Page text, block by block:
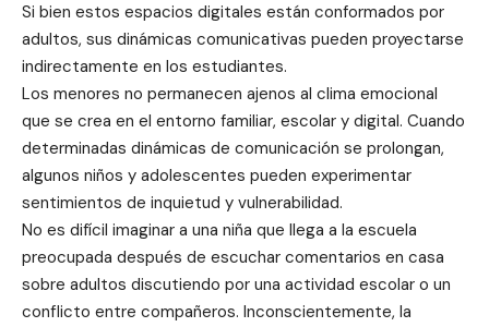
Si bien estos espacios digitales están conformados por
adultos, sus dinámicas comunicativas pueden proyectarse
indirectamente en los estudiantes.
Los menores no permanecen ajenos al clima emocional
que se crea en el entorno familiar, escolar y digital. Cuando
determinadas dinámicas de comunicación se prolongan,
algunos niños y adolescentes pueden experimentar
sentimientos de inquietud y vulnerabilidad.
No es difícil imaginar a una niña que llega a la escuela
preocupada después de escuchar comentarios en casa
sobre adultos discutiendo por una actividad escolar o un
conflicto entre compañeros. Inconscientemente, la